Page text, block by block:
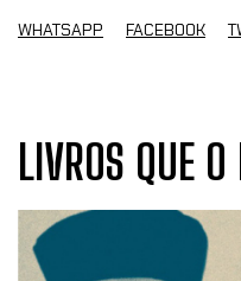
WHATSAPP FACEBOOK
LIVROS QUE